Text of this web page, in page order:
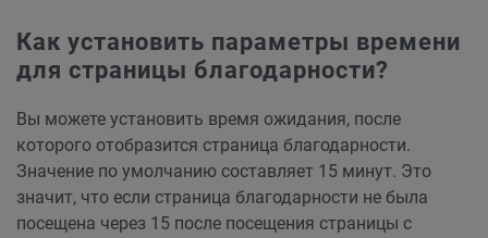
Как установить параметры времени
для страницы благодарности?
Вы можете установить время ожидания, после
которого отобразится страница благодарности.
Значение по умолчанию составляет 15 минут. Это
значит, что если страница благодарности не была
посещена через 15 после посещения страницы с